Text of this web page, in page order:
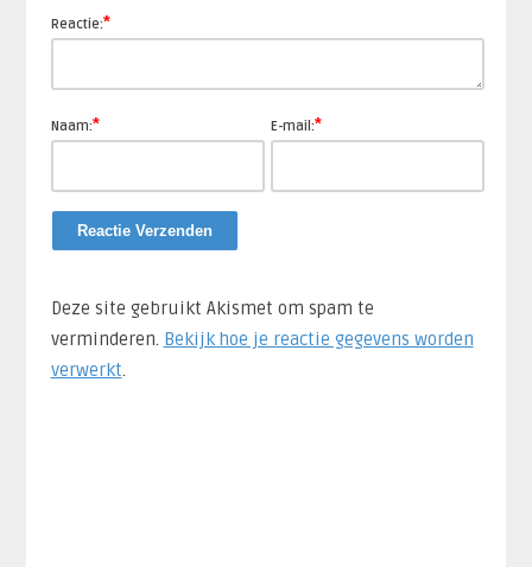
Reactie:*
Naam:* E-mail:*
Deze site gebruikt Akismet om spam te
verminderen. Bekijk hoe je reactie gegevens worden
verwerkt.